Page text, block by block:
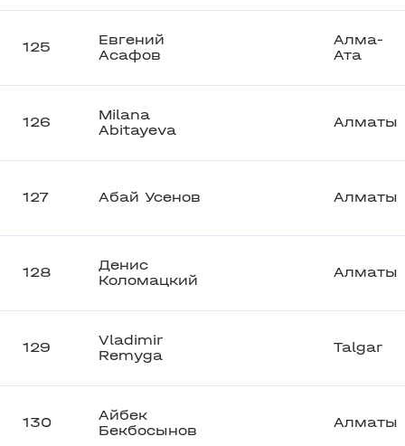
125
Евгений
Асафов
Алма-
Ата
126
Milana
Abitayeva
Алматы
127 Абай Усенов Алматы
128
Денис
Коломацкий
Алматы
129
Vladimir
Remyga
Talgar
130
Айбек
Бекбосынов
Алматы